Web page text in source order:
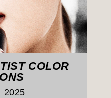
COLOR
2025